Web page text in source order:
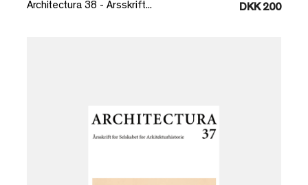
Architectura 38 - Årsskrift... DKK 200